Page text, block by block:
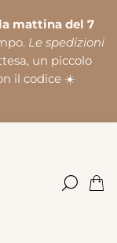
mattina del 7
Le spedizioni
un piccolo
il codice ☀️